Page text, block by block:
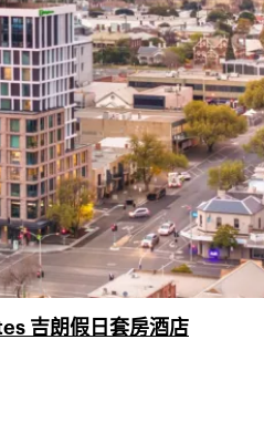
吉朗假日套房酒店